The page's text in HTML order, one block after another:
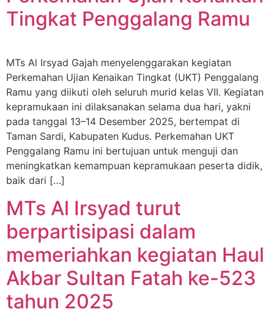
Tingkat Penggalang Ramu
MTs Al Irsyad Gajah menyelenggarakan kegiatan
Perkemahan Ujian Kenaikan Tingkat (UKT) Penggalang
Ramu yang diikuti oleh seluruh murid kelas VII. Kegiatan
kepramukaan ini dilaksanakan selama dua hari, yakni
pada tanggal 13–14 Desember 2025, bertempat di
Taman Sardi, Kabupaten Kudus. Perkemahan UKT
Penggalang Ramu ini bertujuan untuk menguji dan
meningkatkan kemampuan kepramukaan peserta didik,
baik dari […]
MTs Al Irsyad turut
berpartisipasi dalam
memeriahkan kegiatan Haul
Akbar Sultan Fatah ke-523
tahun 2025